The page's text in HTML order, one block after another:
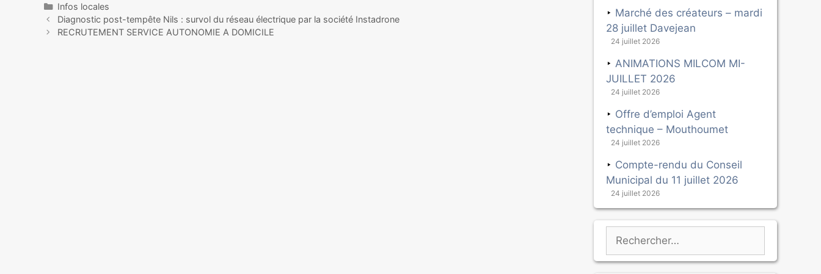
Infos locales
Diagnostic post-tempête Nils : survol du réseau électrique par la société Instadrone
RECRUTEMENT SERVICE AUTONOMIE A DOMICILE
Marché des créateurs – mardi
28 juillet Davejean
24 juillet 2026
ANIMATIONS MILCOM MI-
JUILLET 2026
24 juillet 2026
Offre d’emploi Agent
technique – Mouthoumet
24 juillet 2026
Compte-rendu du Conseil
Municipal du 11 juillet 2026
24 juillet 2026